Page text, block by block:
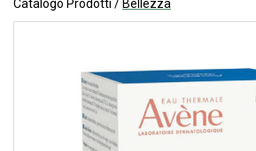
Catalogo Prodotti / Bellezza